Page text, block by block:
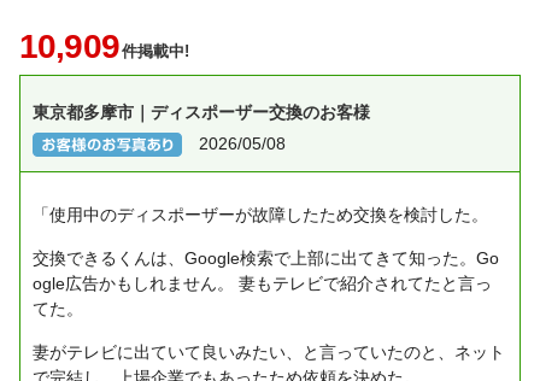
10,909件掲載中!
東京都多摩市｜ディスポーザー交換のお客様
2026/05/08
「使用中のディスポーザーが故障したため交換を検討した。
交換できるくんは、Google検索で上部に出てきて知った。Go
ogle広告かもしれません。
妻もテレビで紹介されてたと言っ
てた。
妻がテレビに出ていて良いみたい、と言っていたのと、ネット
で完結し、上場企業でもあったため依頼を決めた。